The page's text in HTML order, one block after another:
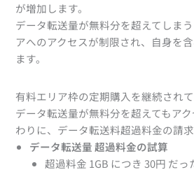
が増加します。
データ転送量が無料分を超えてしま
アへのアクセスが制限され、自身を
ます。
有料エリア枠の定期購入を継続されて
データ転送量が無料分を超えてもア
わりに、データ転送料超過料金の請求
データ転送量 超過料金の試算
超過料金 1GB につき 30円 だっ